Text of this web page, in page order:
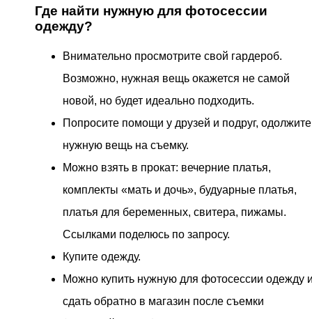
Где найти нужную для фотосессии
одежду?
Внимательно просмотрите свой гардероб.
Возможно, нужная вещь окажется не самой
новой, но будет идеально подходить.
Попросите помощи у друзей и подруг, одолжите
нужную вещь на съемку.
Можно взять в прокат: вечерние платья,
комплекты «мать и дочь», будуарные платья,
платья для беременных, свитера, пижамы.
Ссылками поделюсь по запросу.
Купите одежду.
Можно купить нужную для фотосессии одежду
сдать обратно в магазин после съемки